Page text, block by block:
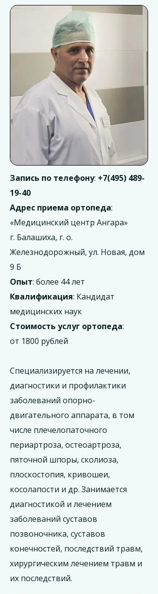
Запись по телефону: +7(495) 489-
19-40
Адрес приема ортопеда:
«Медицинский центр Ангара»
г. Балашиха, г. о.
Железнодорожный, ул. Новая, дом
9 Б
Опыт: более 44 лет
Квалификация: Кандидат
медицинских наук
Стоимость услуг ортопеда:
от 1800 рублей
Специализируется на лечении,
диагностики и профилактики
заболеваний опорно-
двигательного аппарата, в том
числе плечелопаточного
периартроза, остеоартроза,
пяточной шпоры, сколиоза,
плоскостопия, кривошеи,
косолапости и др. Занимается
диагностикой и лечением
заболеваний суставов
позвоночника, суставов
конечностей, последствий травм,
хирургическим лечением травм и
их последствий.